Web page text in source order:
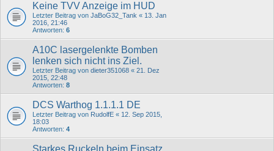
Keine TVV Anzeige im HUD
Letzter Beitrag von JaBoG32_Tank « 13. Jan
2016, 21:46
Antworten: 6
A10C lasergelenkte Bomben
lenken sich nicht ins Ziel.
Letzter Beitrag von dieter351068 « 21. Dez
2015, 22:48
Antworten: 8
DCS Warthog 1.1.1.1 DE
Letzter Beitrag von RudolfE « 12. Sep 2015,
18:03
Antworten: 4